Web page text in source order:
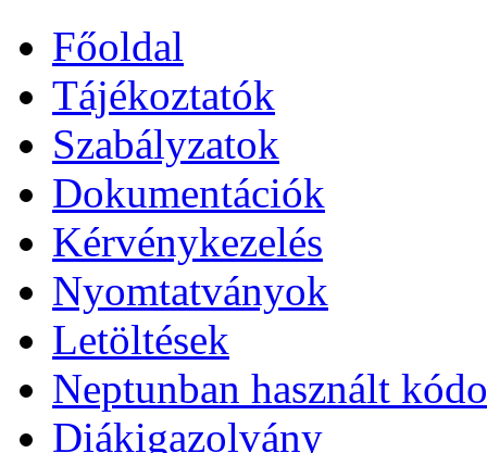
Főoldal
Tájékoztatók
Szabályzatok
Dokumentációk
Kérvénykezelés
Nyomtatványok
Letöltések
Neptunban használt
Diákigazolvány